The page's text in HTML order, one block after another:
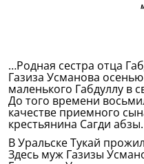
…Родная сестра отца
Газиза Усманова
маленького Габдуллу в
До того времени
качестве приемного
крестьянина Сагди абзы.
В Уральске Тукай
Здесь муж Газизы